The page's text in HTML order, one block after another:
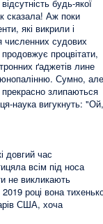
будь-якої
сказала! Аж поки
які викрили і
численних судових
продовжує процвітати,
ґаджетів лине
Сумно, але
прекрасно злипаються
наука вигукнуть: "Ой,
довгий час
всім під носа
не викликають
році вона
США, хоча